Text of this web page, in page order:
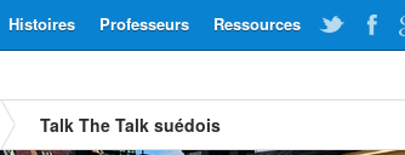
Ressources
Professeurs
Histoires
Talk The Talk suédois